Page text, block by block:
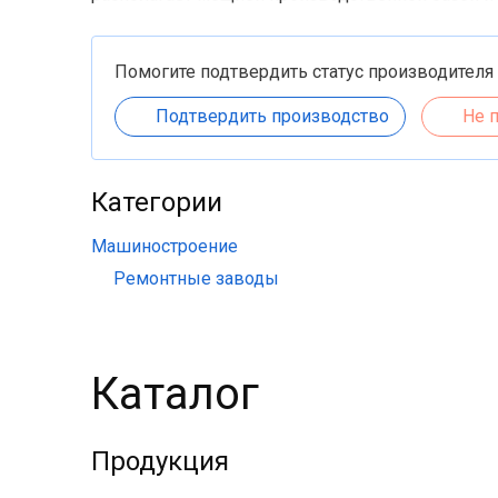
Помогите подтвердить статус производителя
Подтвердить производство Не
Категории
Машиностроение
Ремонтные заводы
Каталог
Продукция